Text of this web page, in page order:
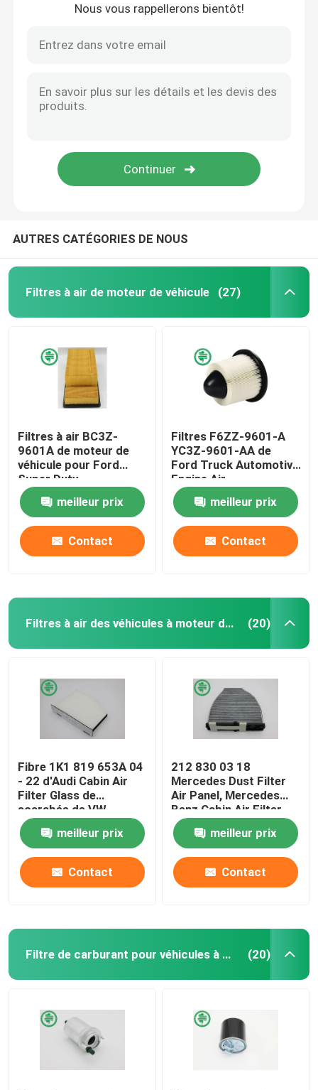
Maison
Produits
Vidéos
Au sujet de nous
Nous vous rappellerons bientôt!
AUTRES CATÉGORIES DE NOUS
Filtres à air de moteur de véhicule (27)
Filtres à air BC3Z-
9601A de moteur de
véhicule pour Ford
Super Duty
meilleur prix
Contact
Filtres F6ZZ-9601-A
YC3Z-9601-AA de
Ford Truck Automotive
Engine Air
meilleur prix
Contact
Filtres à air des véhicules à moteur de cabine (20)
Fibre 1K1 819 653A 04
- 22 d'Audi Cabin Air
Filter Glass de
scarabée de VW
meilleur prix
Contact
212 830 03 18
Mercedes Dust Filter
Air Panel, Mercedes
Benz Cabin Air Filter
meilleur prix
Contact
Filtre de carburant pour véhicules à moteur (20)